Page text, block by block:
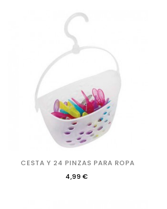
CESTA Y 24 PINZAS PARA ROPA
Precio
4,99 €